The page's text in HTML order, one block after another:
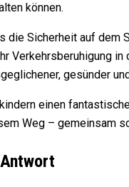
können.
die Sicherheit auf dem
Verkehrsberuhigung
gesünder
einen
Weg – gemeinsam